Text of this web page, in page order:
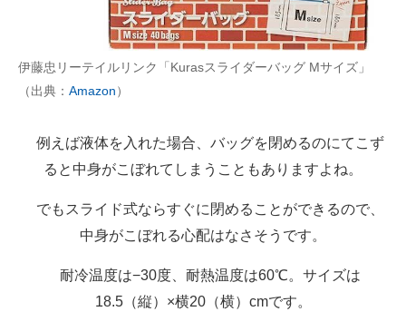
伊藤忠リーテイルリンク「Kurasスライダーバッグ Mサイズ」
（出典： Amazon）
例えば液体を入れた場合、バッグを閉めるのにてこず
ると中身がこぼれてしまうこともありますよね。
でもスライド式ならすぐに閉めることができるので、
中身がこぼれる心配はなさそうです。
耐冷温度は−30度、耐熱温度は60℃。サイズは
18.5（縦）×横20（横）cmです。